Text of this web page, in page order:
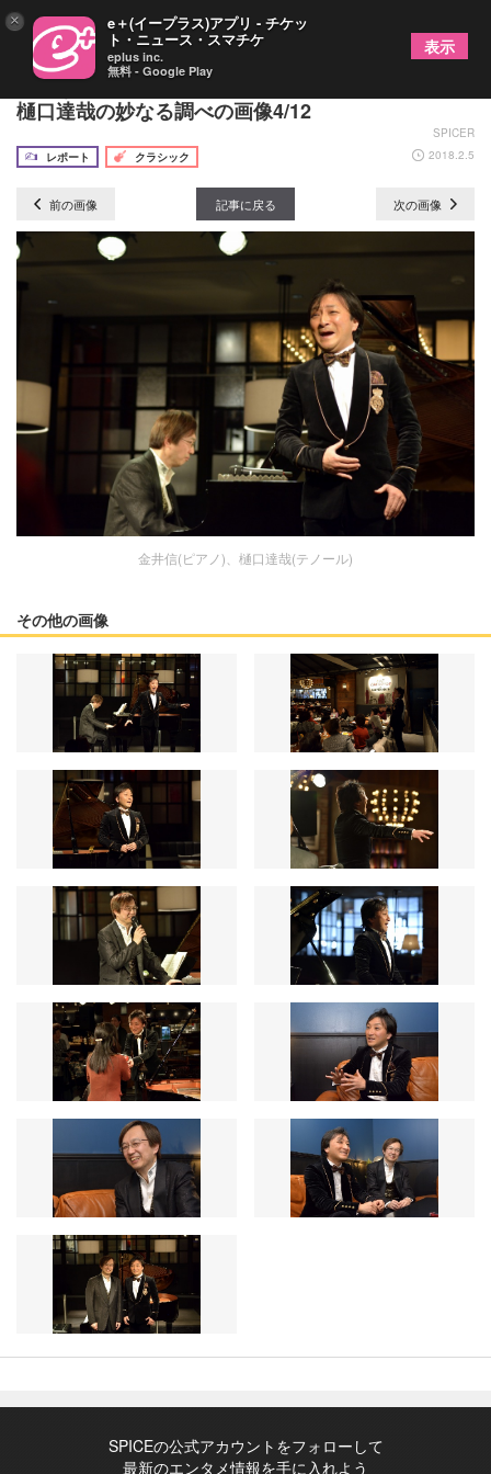
壮大なオペラアリアの世界が広がるテノール歌手・
樋口達哉の妙なる調べの画像4/12
SPICER
レポート
クラシック 2018.2.5
前の画像 記事に戻る 次の画像
金井信(ピアノ)、樋口達哉(テノール)
その他の画像
SPICEの公式アカウントをフォローして
最新のエンタメ情報を手に入れよう
× e＋(イープラス)アプリ - チケッ
ト・ニュース・スマチケ
eplus inc.
無料 - Google Play
表示